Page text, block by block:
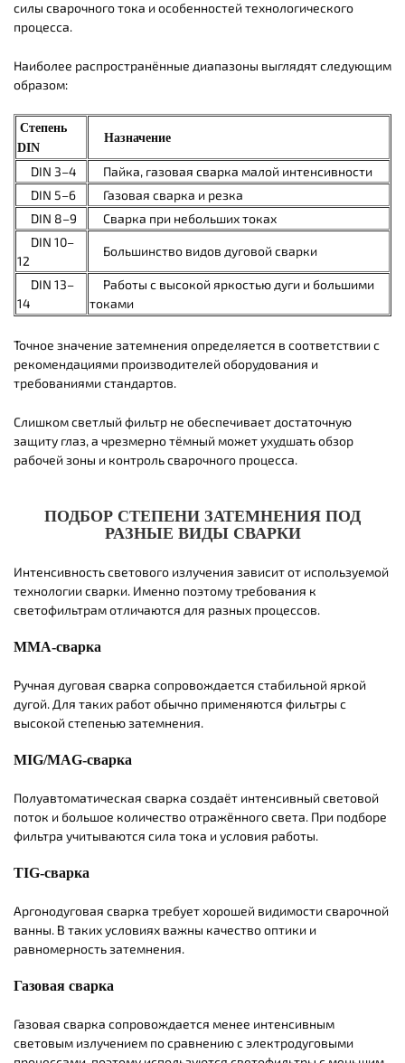
силы сварочного тока и особенностей технологического
процесса.
Наиболее распространённые диапазоны выглядят следующим
образом:
Степень
DIN
Назначение
DIN 3–4
Пайка, газовая сварка малой интенсивности
DIN 5–6
Газовая сварка и резка
DIN 8–9
Сварка при небольших токах
DIN 10–
12
Большинство видов дуговой сварки
DIN 13–
14
Работы с высокой яркостью дуги и большими
токами
Точное значение затемнения определяется в соответствии с
рекомендациями производителей оборудования и
требованиями стандартов.
Слишком светлый фильтр не обеспечивает достаточную
защиту глаз, а чрезмерно тёмный может ухудшать обзор
рабочей зоны и контроль сварочного процесса.
ПОДБОР СТЕПЕНИ ЗАТЕМНЕНИЯ ПОД
РАЗНЫЕ ВИДЫ СВАРКИ
Интенсивность светового излучения зависит от используемой
технологии сварки. Именно поэтому требования к
светофильтрам отличаются для разных процессов.
MMA-сварка
Ручная дуговая сварка сопровождается стабильной яркой
дугой. Для таких работ обычно применяются фильтры с
высокой степенью затемнения.
MIG/MAG-сварка
Полуавтоматическая сварка создаёт интенсивный световой
поток и большое количество отражённого света. При подборе
фильтра учитываются сила тока и условия работы.
TIG-сварка
Аргонодуговая сварка требует хорошей видимости сварочной
ванны. В таких условиях важны качество оптики и
равномерность затемнения.
Газовая сварка
Газовая сварка сопровождается менее интенсивным
световым излучением по сравнению с электродуговыми